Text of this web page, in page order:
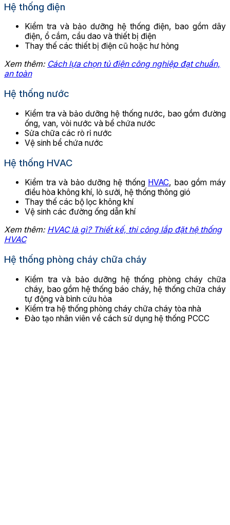
Hệ thống điện
Kiểm tra và bảo dưỡng hệ thống điện, bao gồm dây
điện, ổ cắm, cầu dao và thiết bị điện
Thay thế các thiết bị điện cũ hoặc hư hỏng
Xem thêm: Cách lựa chọn tủ điện công nghiệp đạt chuẩn,
an toàn
Hệ thống nước
Kiểm tra và bảo dưỡng hệ thống nước, bao gồm đường
ống, van, vòi nước và bể chứa nước
Sửa chữa các rò rỉ nước
Vệ sinh bể chứa nước
Hệ thống HVAC
Kiểm tra và bảo dưỡng hệ thống HVAC, bao gồm máy
điều hòa không khí, lò sưởi, hệ thống thông gió
Thay thế các bộ lọc không khí
Vệ sinh các đường ống dẫn khí
Xem thêm: HVAC là gì? Thiết kế, thi công lắp đặt hệ thống
HVAC
Hệ thống phòng cháy chữa cháy
Kiểm tra và bảo dưỡng hệ thống phòng cháy chữa
cháy, bao gồm hệ thống báo cháy, hệ thống chữa cháy
tự động và bình cứu hỏa
Kiểm tra hệ thống phòng cháy chữa cháy tòa nhà
Đào tạo nhân viên về cách sử dụng hệ thống PCCC